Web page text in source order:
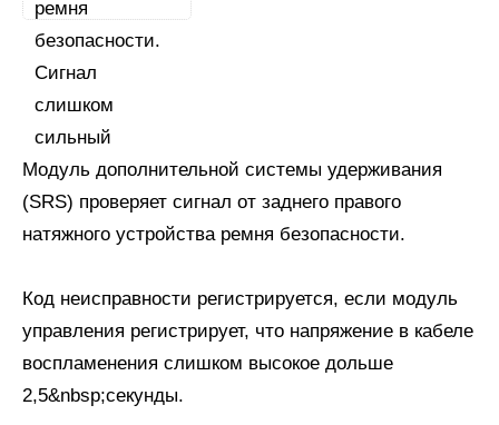
Модуль дополнительной системы удерживания
(SRS) проверяет сигнал от заднего правого
натяжного устройства ремня безопасности.
Код неисправности регистрируется, если модуль
управления регистрирует, что напряжение в кабеле
воспламенения слишком высокое дольше
2,5&nbsp;секунды.